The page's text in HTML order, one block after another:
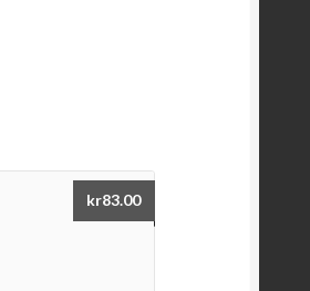
kr83.00